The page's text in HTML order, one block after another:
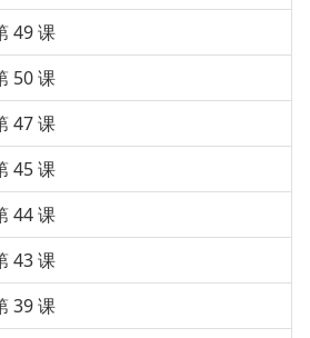
49 课
50 课
47 课
45 课
44 课
43 课
39 课